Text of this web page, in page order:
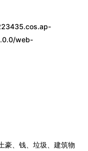
web-
豪、钱、垃圾、建筑物